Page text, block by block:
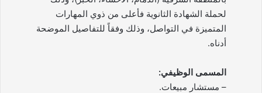
لحملة الشهادة الثانوية فأعلى من ذوي المهارات
المتميزة في التواصل، وذلك وفقاً للتفاصيل الموضحة
أدناه.
المسمى الوظيفي:
– مستشار مبيعات.